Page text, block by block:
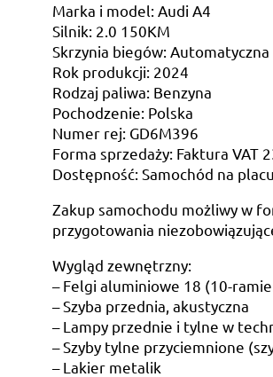
Marka i model: Audi A4
Silnik: 2.0 150KM
Skrzynia biegów: Automatyczna
Rok produkcji: 2024
Rodzaj paliwa: Benzyna
Pochodzenie: Polska
Numer rej: GD6M396
Forma sprzedaży: Faktura VAT
Dostępność: Samochód na placu
Zakup samochodu możliwy w
przygotowania
Wygląd zewnętrzny:
– Felgi aluminiowe 18 (10-
– Szyba przednia, akustyczna
– Lampy przednie i tylne w
– Szyby tylne przyciemnione
– Lakier metalik